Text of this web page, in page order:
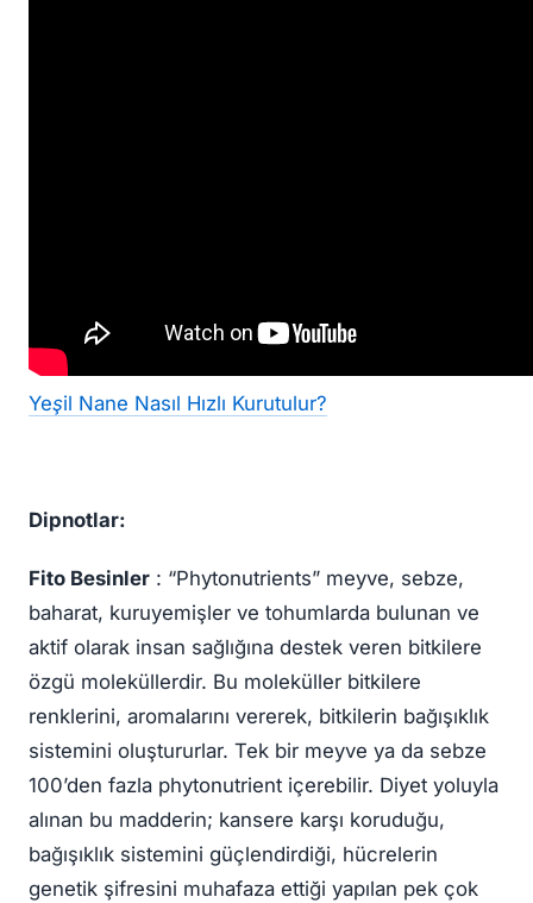
Yeşil Nane Nasıl Hızlı Kurutulur?
Dipnotlar:
Fito Besinler : “Phytonutrients” meyve, sebze,
baharat, kuruyemişler ve tohumlarda bulunan ve
aktif olarak insan sağlığına destek veren bitkilere
özgü moleküllerdir. Bu moleküller bitkilere
renklerini, aromalarını vererek, bitkilerin bağışıklık
sistemini oluştururlar. Tek bir meyve ya da sebze
100’den fazla phytonutrient içerebilir. Diyet yoluyla
alınan bu madderin; kansere karşı koruduğu,
bağışıklık sistemini güçlendirdiği, hücrelerin
genetik şifresini muhafaza ettiği yapılan pek çok